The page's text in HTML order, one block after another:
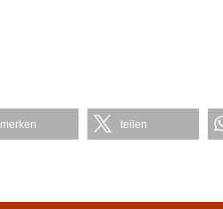
merken teilen